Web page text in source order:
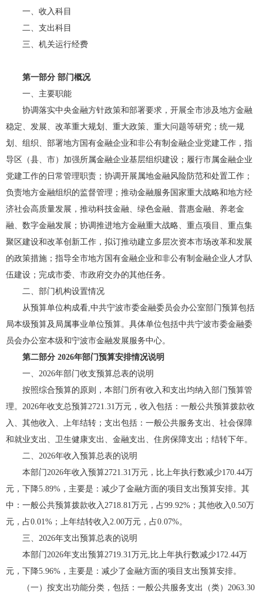
一、收入科目
二、支出科目
三、机关运行经费
第一部分 部门概况
一、主要职能
协调落实中央金融方针政策和部署要求，开展全市涉及地方金融
稳定、发展、改革重大规划、重大政策、重大问题等研究；统一规
划、组织、部署地方国有金融企业和非公有制金融企业党建工作，指
导区（县、市）加强所属金融企业基层组织建设；履行市属金融企业
党建工作的日常管理职责；协调开展属地金融风险防范和处置工作；
负责地方金融组织的监督管理；推动金融服务国家重大战略和地方经
济社会高质量发展，推动科技金融、绿色金融、普惠金融、养老金
融、数字金融发展；协调推进地方金融重大战略、重点项目、重点集
聚区建设和改革创新工作，拟订推动建立多层次资本市场改革和发展
的政策措施；指导全市地方国有金融企业和非公有制金融企业人才队
伍建设；完成市委、市政府交办的其他任务。
二、部门机构设置情况
从预算单位构成看,中共宁波市委金融委员会办公室部门预算包括
局本级预算及局属事业单位预算。具体单位包括中共宁波市委金融委
员会办公室本级和宁波市金融发展服务中心。
第二部分 2026年部门预算安排情况说明
一、2026年部门收支预算总表的说明
按照综合预算的原则，本部门所有收入和支出均纳入部门预算管
理。2026年收支总预算2721.31万元，收入包括：一般公共预算拨款收
入、其他收入、上年结转；支出包括：一般公共服务支出、社会保障
和就业支出、卫生健康支出、金融支出、住房保障支出；结转下年。
二、2026年收入预算总表的说明
本部门2026年收入预算2721.31万元，比上年执行数减少170.44万
元，下降5.89%，主要是：减少了金融方面的项目支出预算安排。其
中：一般公共预算拨款收入2718.81万元，占99.92%；其他收入0.50万
元，占0.01%；上年结转收入2.00万元，占0.07%。
三、2026年支出预算总表的说明
本部门2026年支出预算2719.31万元,比上年执行数减少172.44万
元，下降5.96%，主要是：减少了金融方面的项目支出预算安排。
（一）按支出功能分类，包括：一般公共服务支出（类）2063.30